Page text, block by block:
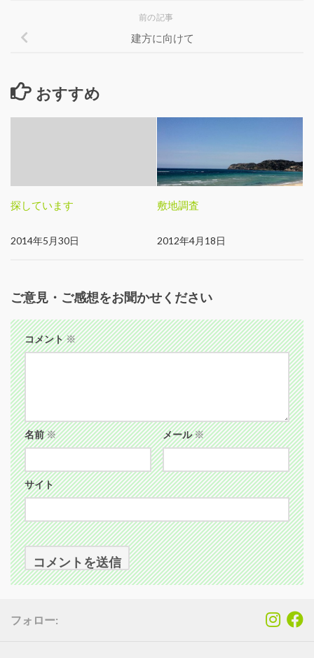
前の記事
建方に向けて
おすすめ
探しています
2014年5月30日
敷地調査
2012年4月18日
ご意見・ご感想をお聞かせください
コメント※
名前※ メール※
サイト
フォロー: